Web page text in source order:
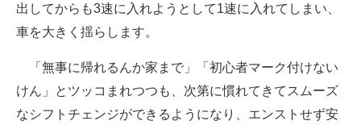
出してからも3速に入れようとして1速に入れてしまい、
車を大きく揺らします。
「無事に帰れるんか家まで」「初心者マーク付けない
けん」とツッコまれつつも、次第に慣れてきてスムーズ
なシフトチェンジができるようになり、エンストせず安